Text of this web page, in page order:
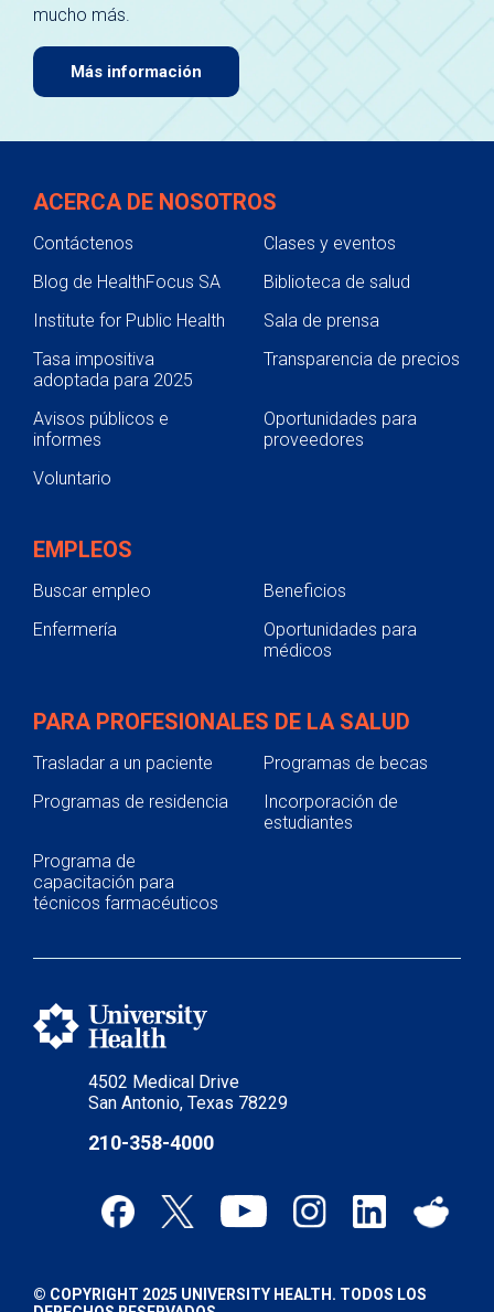
mucho más.
Más información
4502 Medical Drive
San Antonio, Texas 78229
210-358-4000
ACERCA DE NOSOTROS
Contáctenos
Clases y eventos
Blog de HealthFocus SA
Biblioteca de salud
Institute for Public Health
Sala de prensa
Tasa impositiva
adoptada para 2025
Transparencia de precios
Avisos públicos e
informes
Oportunidades para
proveedores
Voluntario
EMPLEOS
Buscar empleo
Beneficios
Enfermería
Oportunidades para
médicos
PARA PROFESIONALES DE LA SALUD
Trasladar a un paciente
Programas de becas
Programas de residencia
Incorporación de
estudiantes
Programa de
capacitación para
técnicos farmacéuticos
© COPYRIGHT 2025 UNIVERSITY HEALTH. TODOS LOS